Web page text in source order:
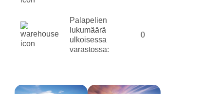
Palapelien
lukumäärä
ulkoisessa
varastossa:
0